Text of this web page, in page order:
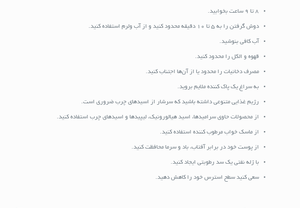
۸ تا ۹ ساعت بخوابید.
دوش گرفتن را به 5 تا 10 دقیقه محدود کنید و از آب ولرم استفاده کنید.
آب کافی بنوشید.
قهوه و الکل را محدود کنید.
مصرف دخانیات را محدود یا از آن‌ها اجتناب کنید.
به سراغ یک پاک کننده ملایم بروید.
رژیم غذایی متنوعی داشته باشید که سرشار از اسیدهای چرب ضروری است.
از محصولات حاوی سرامیدها، اسید هیالورونیک، لیپیدها و اسیدهای چرب استفاده کنید.
از ماسک خواب مرطوب کننده استفاده کنید.
از پوست خود در برابر آفتاب، باد و سرما محافظت کنید.
با ژله نفتی یک سد رطوبتی ایجاد کنید.
سعی کنید سطح استرس خود را کاهش دهید.